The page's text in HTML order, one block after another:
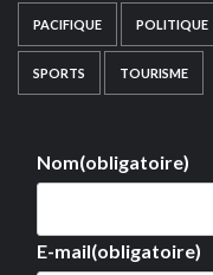
PACIFIQUE POLITIQUE
SPORTS TOURISME
Nom(obligatoire)
E-mail(obligatoire)